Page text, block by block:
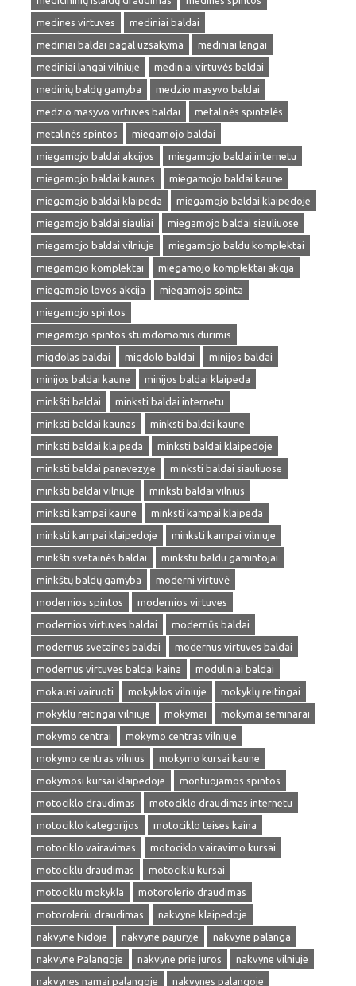
medines virtuves
mediniai baldai
mediniai baldai pagal uzsakyma
mediniai langai
mediniai langai vilniuje
mediniai virtuvės baldai
medinių baldų gamyba
medzio masyvo baldai
medzio masyvo virtuves baldai
metalinės spintelės
metalinės spintos
miegamojo baldai
miegamojo baldai akcijos
miegamojo baldai internetu
miegamojo baldai kaunas
miegamojo baldai kaune
miegamojo baldai klaipeda
miegamojo baldai klaipedoje
miegamojo baldai siauliai
miegamojo baldai siauliuose
miegamojo baldai vilniuje
miegamojo baldu komplektai
miegamojo komplektai
miegamojo komplektai akcija
miegamojo lovos akcija
miegamojo spinta
miegamojo spintos
miegamojo spintos stumdomomis durimis
migdolas baldai
migdolo baldai
minijos baldai
minijos baldai kaune
minijos baldai klaipeda
minkšti baldai
minksti baldai internetu
minksti baldai kaunas
minksti baldai kaune
minksti baldai klaipeda
minksti baldai klaipedoje
minksti baldai panevezyje
minksti baldai siauliuose
minksti baldai vilniuje
minksti baldai vilnius
minksti kampai kaune
minksti kampai klaipeda
minksti kampai klaipedoje
minksti kampai vilniuje
minkšti svetainės baldai
minkstu baldu gamintojai
minkštų baldų gamyba
moderni virtuvė
modernios spintos
modernios virtuves
modernios virtuves baldai
modernūs baldai
modernus svetaines baldai
modernus virtuves baldai
modernus virtuves baldai kaina
moduliniai baldai
mokausi vairuoti
mokyklos vilniuje
mokyklų reitingai
mokyklu reitingai vilniuje
mokymai
mokymai seminarai
mokymo centrai
mokymo centras vilniuje
mokymo centras vilnius
mokymo kursai kaune
mokymosi kursai klaipedoje
montuojamos spintos
motociklo draudimas
motociklo draudimas internetu
motociklo kategorijos
motociklo teises kaina
motociklo vairavimas
motociklo vairavimo kursai
motociklu draudimas
motociklu kursai
motociklu mokykla
motorolerio draudimas
motoroleriu draudimas
nakvyne klaipedoje
nakvyne Nidoje
nakvyne pajuryje
nakvyne palanga
nakvyne Palangoje
nakvyne prie juros
nakvyne vilniuje
nakvynes namai palangoje
nakvynes palangoje